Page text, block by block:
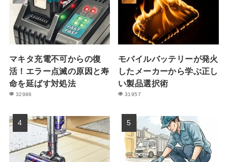
マキタ充電不可からの復
活！エラー点滅の原因と寿
命を延ばす対処法
32986
モバイルバッテリーが発火
したメーカーから学ぶ正し
い製品選択術
31957